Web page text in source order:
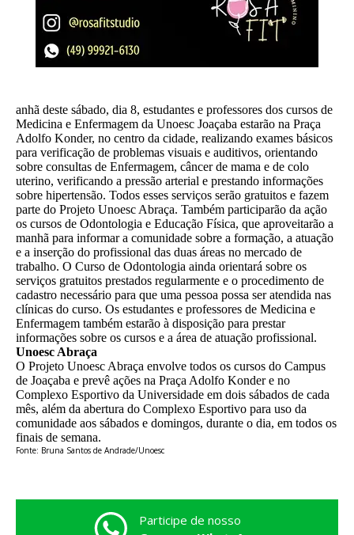
anhã deste sábado, dia 8, estudantes e professores dos cursos de
Medicina e Enfermagem da Unoesc Joaçaba estarão na Praça
Adolfo Konder, no centro da cidade, realizando exames básicos
para verificação de problemas visuais e auditivos, orientando
sobre consultas de Enfermagem, câncer de mama e de colo
uterino, verificando a pressão arterial e prestando informações
sobre hipertensão. Todos esses serviços serão gratuitos e fazem
parte do Projeto Unoesc Abraça. Também participarão da ação
os cursos de Odontologia e Educação Física, que aproveitarão a
manhã para informar a comunidade sobre a formação, a atuação
e a inserção do profissional das duas áreas no mercado de
trabalho. O Curso de Odontologia ainda orientará sobre os
serviços gratuitos prestados regularmente e o procedimento de
cadastro necessário para que uma pessoa possa ser atendida nas
clínicas do curso. Os estudantes e professores de Medicina e
Enfermagem também estarão à disposição para prestar
informações sobre os cursos e a área de atuação profissional.
Unoesc Abraça
O Projeto Unoesc Abraça envolve todos os cursos do Campus
de Joaçaba e prevê ações na Praça Adolfo Konder e no
Complexo Esportivo da Universidade em dois sábados de cada
mês, além da abertura do Complexo Esportivo para uso da
comunidade aos sábados e domingos, durante o dia, em todos os
finais de semana.
Fonte: Bruna Santos de Andrade/Unoesc
Participe de nosso